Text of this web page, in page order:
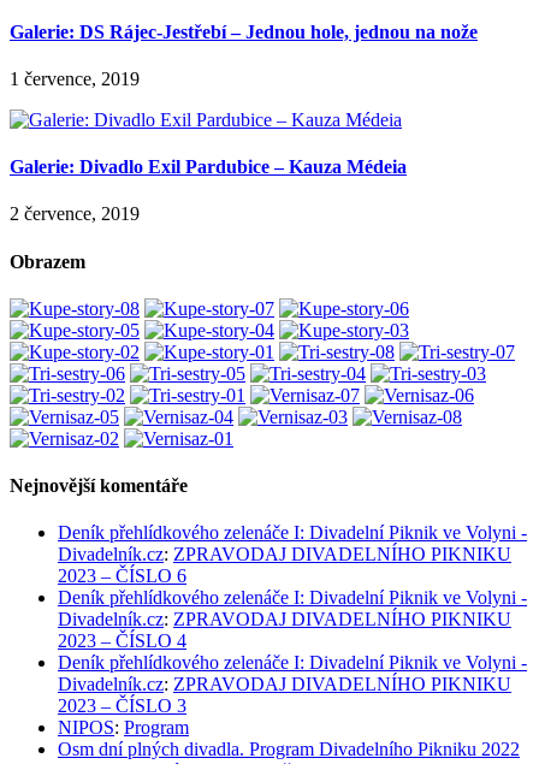
Galerie: DS Rájec-Jestřebí – Jednou hole, jednou na nože
1 července, 2019
Galerie: Divadlo Exil Pardubice – Kauza Médeia
2 července, 2019
Obrazem
Nejnovější komentáře
Deník přehlídkového zelenáče I: Divadelní Piknik ve Volyni -
Divadelník.cz: ZPRAVODAJ DIVADELNÍHO PIKNIKU
2023 – ČÍSLO 6
Deník přehlídkového zelenáče I: Divadelní Piknik ve Volyni -
Divadelník.cz: ZPRAVODAJ DIVADELNÍHO PIKNIKU
2023 – ČÍSLO 4
Deník přehlídkového zelenáče I: Divadelní Piknik ve Volyni -
Divadelník.cz: ZPRAVODAJ DIVADELNÍHO PIKNIKU
2023 – ČÍSLO 3
NIPOS: Program
Osm dní plných divadla. Program Divadelního Pikniku 2022